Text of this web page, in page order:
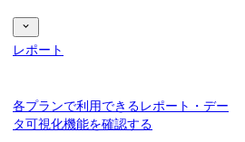
レポート
各プランで利用できるレポート・デー
タ可視化機能を確認する